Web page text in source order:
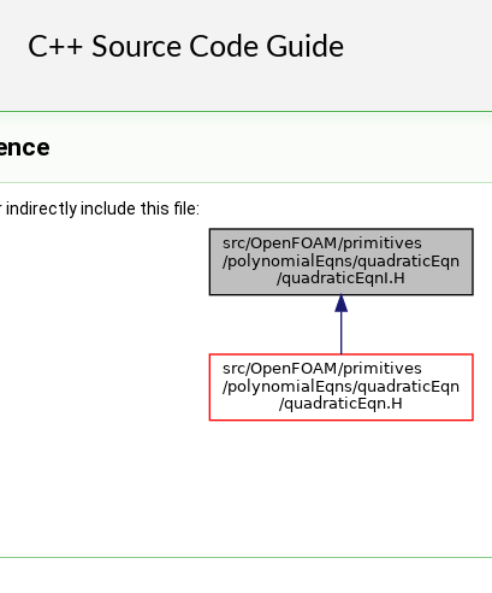
include this file: